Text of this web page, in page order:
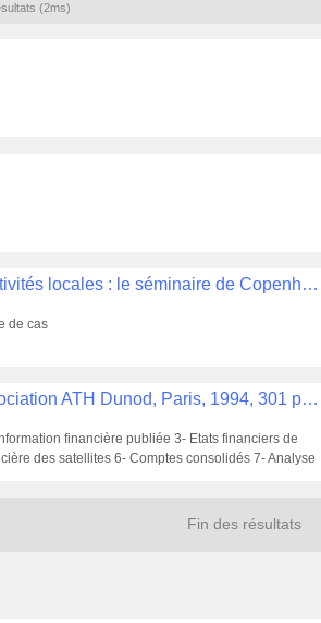
(2ms)
L'évaluation des besoins de dépenses des collectivités locales : le séminaire de Copenhague. OCDE, Paris, 1981, 395 p. , GN/11
de cas
Information financière et collectivités locales. Association ATH Dunod, Paris, 1994, 301 p. , GN/12
financière publiée 3- Etats financiers de
des satellites 6- Comptes consolidés 7- Analyse
Fin des résultats